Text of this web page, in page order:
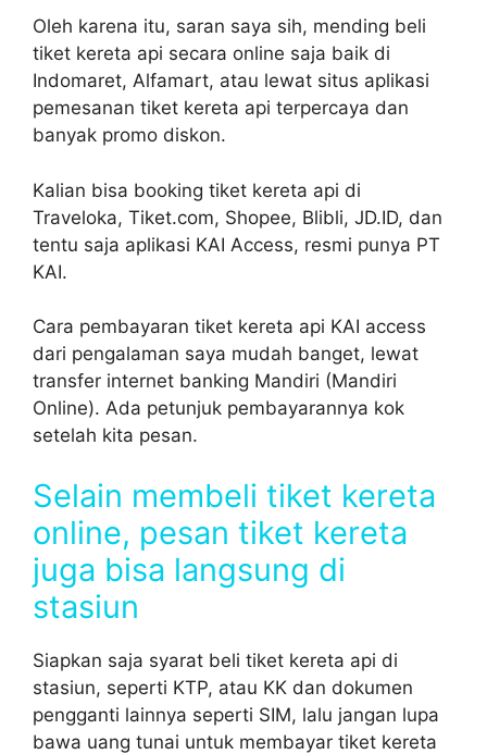
Oleh karena itu, saran saya sih, mending beli
tiket kereta api secara online saja baik di
Indomaret, Alfamart, atau lewat situs aplikasi
pemesanan tiket kereta api terpercaya dan
banyak promo diskon.
Kalian bisa booking tiket kereta api di
Traveloka, Tiket.com, Shopee, Blibli, JD.ID, dan
tentu saja aplikasi KAI Access, resmi punya PT
KAI.
Cara pembayaran tiket kereta api KAI access
dari pengalaman saya mudah banget, lewat
transfer internet banking Mandiri (Mandiri
Online). Ada petunjuk pembayarannya kok
setelah kita pesan.
Selain membeli tiket kereta
online, pesan tiket kereta
juga bisa langsung di
stasiun
Siapkan saja syarat beli tiket kereta api di
stasiun, seperti KTP, atau KK dan dokumen
pengganti lainnya seperti SIM, lalu jangan lupa
bawa uang tunai untuk membayar tiket kereta